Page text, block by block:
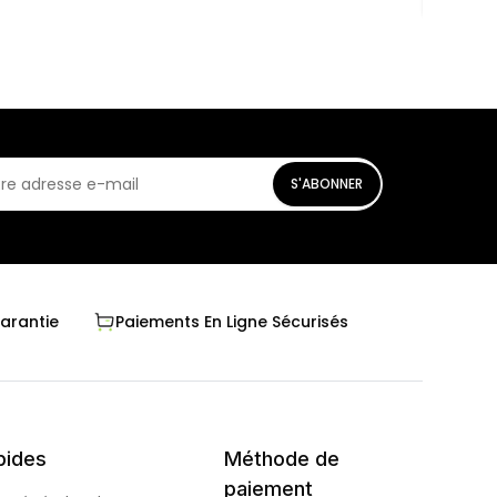
S'ABONNER
Paiements En Ligne Sécurisés
Méthode de
paiement